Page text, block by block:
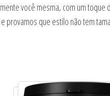
você mesma, com um toque
provamos que estilo não tem